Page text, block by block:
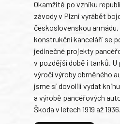
Okamžitě po vzniku
závody v Plzni vyrábět
československou
konstrukční kanceláři se
jedinečné projekty
v pozdější době i tanků.
výročí výroby obrněného
jsme si dovolili vydat
a výrobě pancéřových
Škoda v letech 1919 až 1936.